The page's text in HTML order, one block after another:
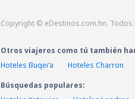
Copyright © eDestinos.com.hn.
Otros viajeros como tú también
Hoteles Buqei‘a
Hoteles Charron
Búsquedas populares: